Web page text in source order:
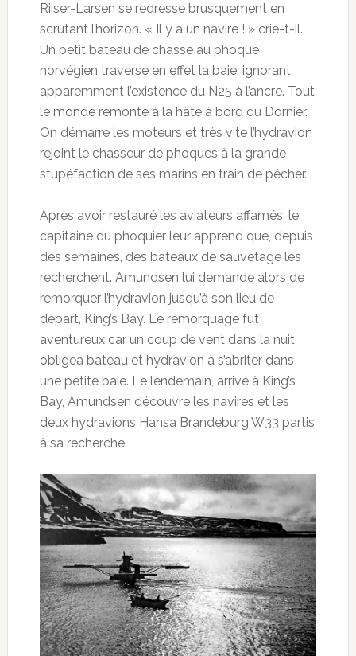
Riiser-Larsen se redresse brusquement en
scrutant l’horizon. « Il y a un navire ! » crie-t-il.
Un petit bateau de chasse au phoque
norvégien traverse en effet la baie, ignorant
apparemment l’existence du N25 à l’ancre. Tout
le monde remonte à la hâte à bord du Dornier.
On démarre les moteurs et très vite l’hydravion
rejoint le chasseur de phoques à la grande
stupéfaction de ses marins en train de pêcher.
Après avoir restauré les aviateurs affamés, le
capitaine du phoquier leur apprend que, depuis
des semaines, des bateaux de sauvetage les
recherchent. Amundsen lui demande alors de
remorquer l’hydravion jusqu’à son lieu de
départ, King’s Bay. Le remorquage fut
aventureux car un coup de vent dans la nuit
obligea bateau et hydravion à s’abriter dans
une petite baie. Le lendemain, arrivé à King’s
Bay, Amundsen découvre les navires et les
deux hydravions Hansa Brandeburg W33 partis
à sa recherche.